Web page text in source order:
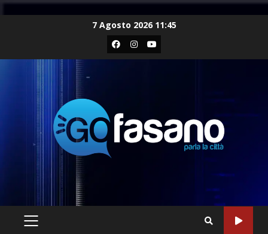
7 Agosto 2026 11:45
Facebook
Instagram
Youtube
PRIMARY